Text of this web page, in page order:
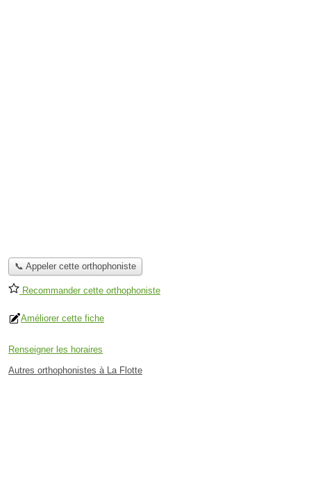
📞 Appeler cette orthophoniste
Recommander cette orthophoniste
Améliorer cette fiche
Renseigner les horaires
Autres orthophonistes à La Flotte